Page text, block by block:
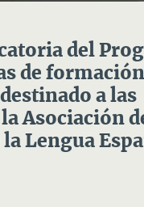
del
de
a las
Asociación
la Lengua